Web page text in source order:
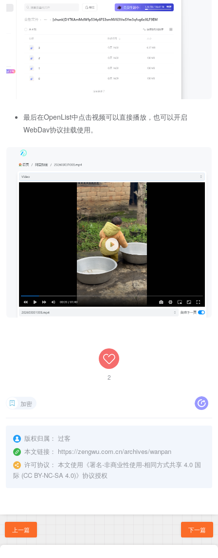
最后在OpenList中点击视频可以直接播放，也可以开启
WebDav协议挂载使用。
2
加密
版权归属： 过客
本文链接： https://zengwu.com.cn/archives/wanpan
许可协议： 本文使用《署名-非商业性使用-相同方式共享 4.0 国
际 (CC BY-NC-SA 4.0)》协议授权
上一篇 下一篇